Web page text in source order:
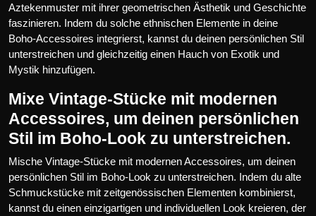
Aztekenmuster mit ihrer geometrischen Ästhetik und Geschichte
faszinieren. Indem du solche ethnischen Elemente in deine
Boho-Accessoires integrierst, kannst du deinen persönlichen Stil
unterstreichen und gleichzeitig einen Hauch von Exotik und
Mystik hinzufügen.
Mixe Vintage-Stücke mit modernen
Accessoires, um deinen persönlichen
Stil im Boho-Look zu unterstreichen.
Mische Vintage-Stücke mit modernen Accessoires, um deinen
persönlichen Stil im Boho-Look zu unterstreichen. Indem du alte
Schmuckstücke mit zeitgenössischen Elementen kombinierst,
kannst du einen einzigartigen und individuellen Look kreieren, der